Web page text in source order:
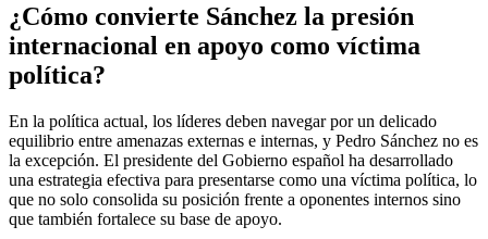
¿Cómo convierte Sánchez la presión
internacional en apoyo como víctima
política?
En la política actual, los líderes deben navegar por un delicado
equilibrio entre amenazas externas e internas, y Pedro Sánchez no es
la excepción. El presidente del Gobierno español ha desarrollado
una estrategia efectiva para presentarse como una víctima política, lo
que no solo consolida su posición frente a oponentes internos sino
que también fortalece su base de apoyo.